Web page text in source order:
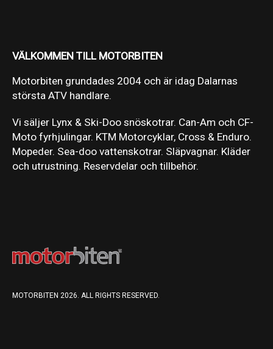
VÄLKOMMEN TILL MOTORBITEN
Motorbiten grundades 2004 och är idag Dalarnas
största ATV handlare.
Vi säljer Lynx & Ski-Doo snöskotrar. Can-Am och CF-
Moto fyrhjulingar. KTM Motorcyklar, Cross & Enduro.
Mopeder. Sea-doo vattenskotrar. Släpvagnar. Kläder
och utrustning. Reservdelar och tillbehör.
MOTORBITEN 2026. ALL RIGHTS RESERVED.